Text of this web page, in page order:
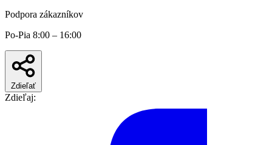
Podpora zákazníkov
Po-Pia 8:00 – 16:00
Zdieľať
Zdieľaj: